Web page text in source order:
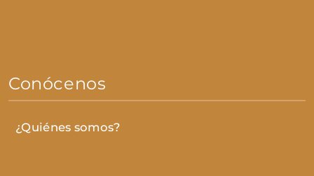
Conócenos
¿Quiénes somos?